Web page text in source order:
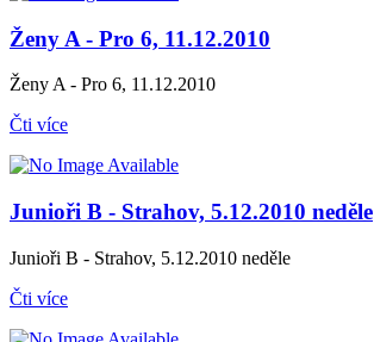
Ženy A - Pro 6, 11.12.2010
Ženy A - Pro 6, 11.12.2010
Čti více
Junioři B - Strahov, 5.12.2010 neděle
Junioři B - Strahov, 5.12.2010 neděle
Čti více